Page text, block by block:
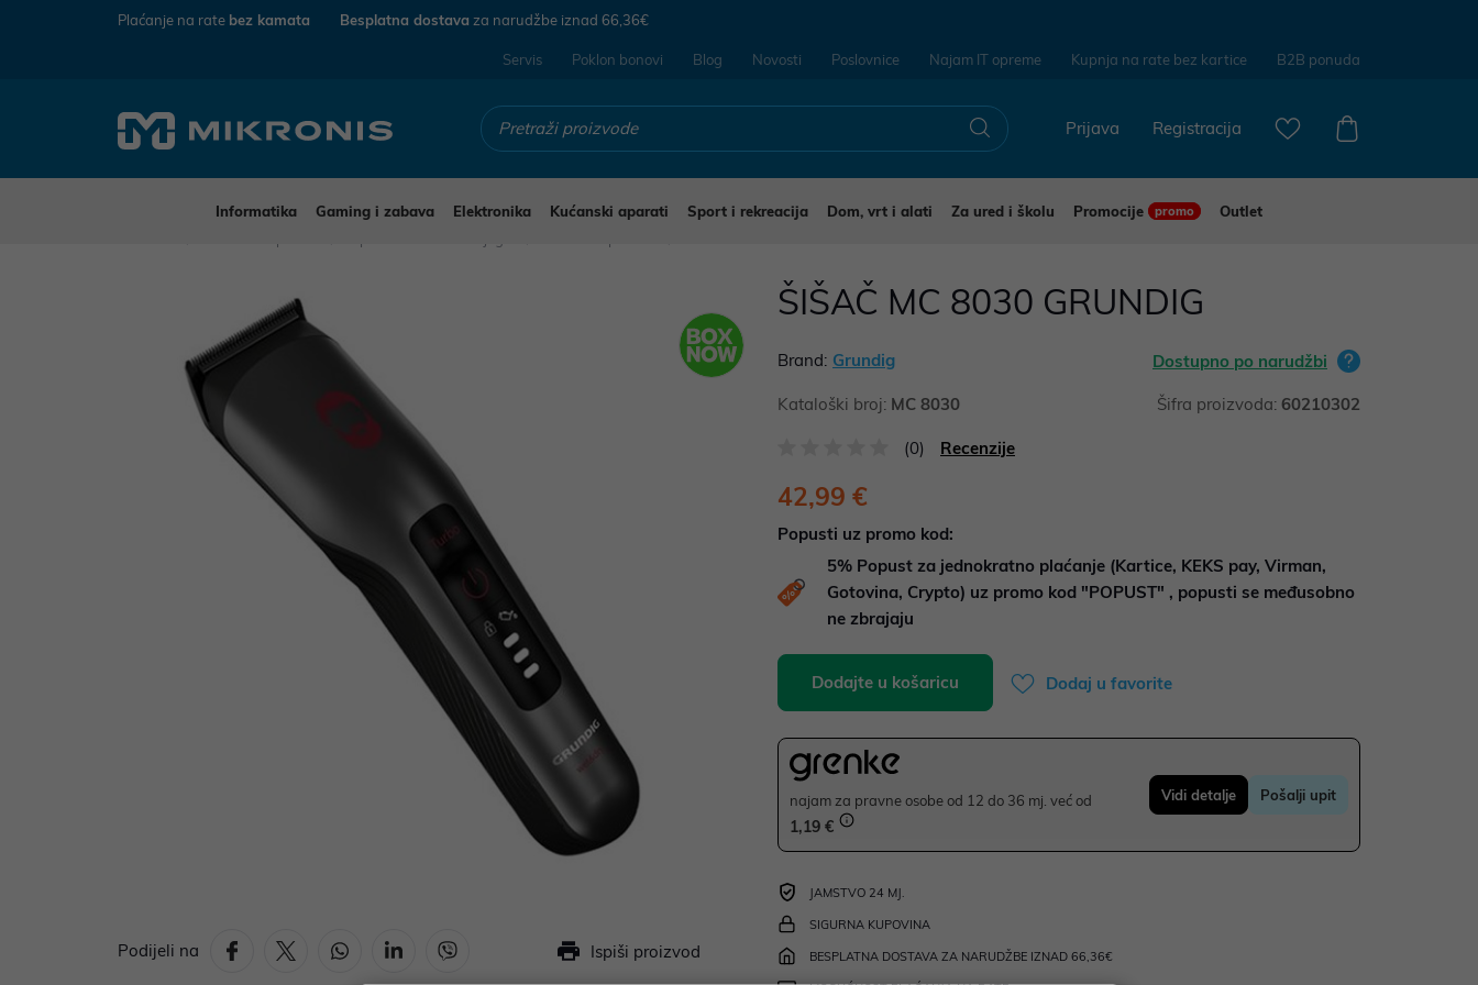
Plaćanje na rate bez kamata Besplatna dostava za narudžbe iznad 66,36€
Servis Poklon bonovi Blog Novosti Poslovnice Najam IT opreme Kupnja na rate bez kartice B2B ponuda
Registracija
Prijava
Informatika Gaming i zabava Elektronika Kućanski aparati Sport i rekreacija Dom, vrt i alati Za ured i školu Promocije promo
Outlet
Podijeli na Ispiši proizvod
ŠIŠAČ MC 8030 GRUNDIG
Brand: Grundig Dostupno po narudžbi
Kataloški broj: MC 8030 Šifra proizvoda: 60210302
(0) Recenzije
42,99 €
Popusti uz promo kod:
5% Popust za jednokratno plaćanje (Kartice, KEKS pay, Virman,
Gotovina, Crypto) uz promo kod "POPUST" , popusti se međusobno
ne zbrajaju
Dodajte u košaricu Dodaj u favorite
najam za pravne osobe od 12 do 36 mj. već od
1,19 €
Vidi detalje Pošalji upit
JAMSTVO 24 MJ.
SIGURNA KUPOVINA
BESPLATNA DOSTAVA ZA NARUDŽBE IZNAD 66,36€